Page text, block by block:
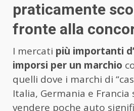
praticamente
fronte alla
I mercati più importanti
imporsi per un marchio
quelli dove i marchi di
Italia, Germania e Francia
vendere poche auto